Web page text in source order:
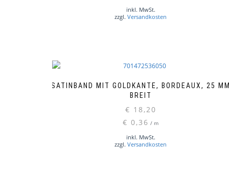
inkl. MwSt.
zzgl.Versandkosten
SATINBAND MIT GOLDKANTE, BORDEAUX, 25 MM
BREIT
€ 18,20
€ 0,36 / m
inkl. MwSt.
zzgl.Versandkosten